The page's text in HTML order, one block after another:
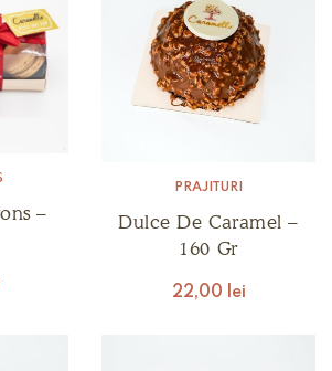
–
PRĂJITURI
Dulce De Caramel –
160 Gr
22,00 lei